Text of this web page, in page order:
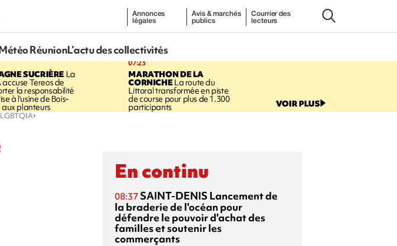
Annonces
légales
Avis & marchés
publics
Courrier des
lecteurs
RéunionL’actu des collectivités
SUCRIÈRE La
accuse Tereos de
la responsabilité
à l'usine de Bois-
aux planteurs
07:23
MARATHON DE LA
CORNICHELa route du
Littoral transformée en piste
de course pour plus de 1.300
participants VOIR PLUS
En continu
08:37 SAINT-DENIS Lancement de
la braderie de l'océan pour
défendre le pouvoir d'achat des
familles et soutenir les
commerçants